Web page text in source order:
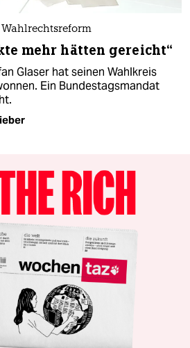
mehr hätten gereicht“
Glaser hat seinen Wahlkreis
Ein Bundestagsmandat